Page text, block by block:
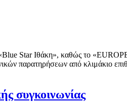
«Blue Star Ιθάκη», καθώς το
παρατηρήσεων από κλιμάκιο
συγκοινωνίας